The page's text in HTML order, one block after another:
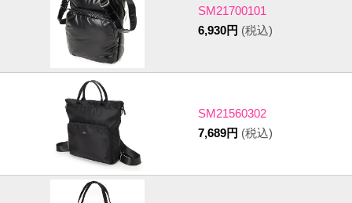
SM21700101
6,930円 (税込)
SM21560302
7,689円 (税込)